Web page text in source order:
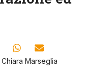
Chiara Marseglia